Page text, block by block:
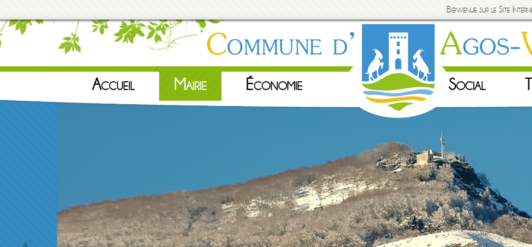
Bienvenue sur le Site
Accueil Mairie Économie Social